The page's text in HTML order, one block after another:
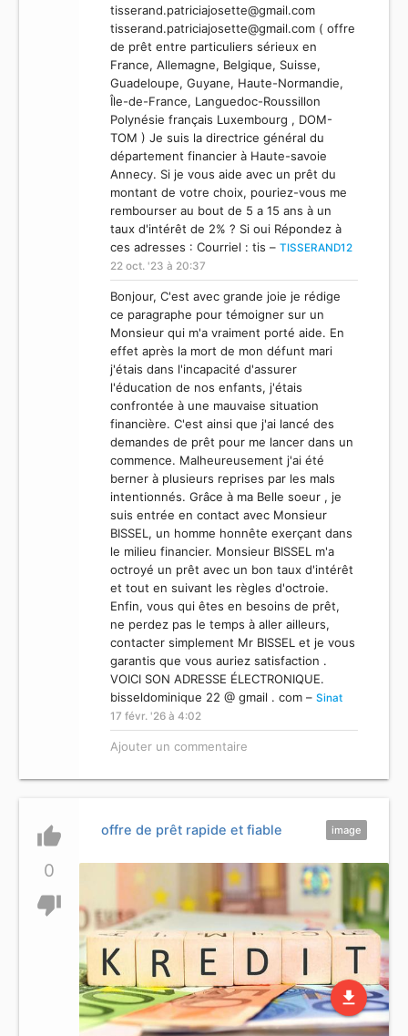
tisserand.patriciajosette@gmail.com
tisserand.patriciajosette@gmail.com ( offre
de prêt entre particuliers sérieux en
France, Allemagne, Belgique, Suisse,
Guadeloupe, Guyane, Haute-Normandie,
Île-de-France, Languedoc-Roussillon
Polynésie français Luxembourg , DOM-
TOM ) Je suis la directrice général du
département financier à Haute-savoie
Annecy. Si je vous aide avec un prêt du
montant de votre choix, pouriez-vous me
rembourser au bout de 5 a 15 ans à un
taux d'intérêt de 2% ? Si oui Répondez à
ces adresses : Courriel : tis –TISSERAND12
22 oct. '23 à 20:37
Bonjour, C'est avec grande joie je rédige
ce paragraphe pour témoigner sur un
Monsieur qui m'a vraiment porté aide. En
effet après la mort de mon défunt mari
j'étais dans l'incapacité d'assurer
l'éducation de nos enfants, j'étais
confrontée à une mauvaise situation
financière. C'est ainsi que j'ai lancé des
demandes de prêt pour me lancer dans un
commence. Malheureusement j'ai été
berner à plusieurs reprises par les mals
intentionnés. Grâce à ma Belle soeur , je
suis entrée en contact avec Monsieur
BISSEL, un homme honnête exerçant dans
le milieu financier. Monsieur BISSEL m'a
octroyé un prêt avec un bon taux d'intérêt
et tout en suivant les règles d'octroie.
Enfin, vous qui êtes en besoins de prêt,
ne perdez pas le temps à aller ailleurs,
contacter simplement Mr BISSEL et je vous
garantis que vous auriez satisfaction .
VOICI SON ADRESSE ÉLECTRONIQUE.
bisseldominique 22 @ gmail . com –Sinat
17 févr. '26 à 4:02
Ajouter un commentaire
thumb_up
0
thumb_down
image
offre de prêt rapide et fiable
file_download